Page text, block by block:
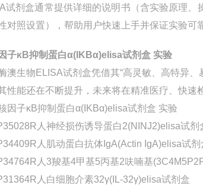
试剂盒通常提供详细的说明书（含实验原理
对照设置），帮助用户快速上手并保证实验可
子κB抑制蛋白α(IKBα)elisa试剂盒 实验
酶澳生物ELISA试剂盒凭借其“高灵敏、高特异
性能还在不断提升，未来将在精准医疗、快速
人神经损伤诱导蛋白2(NINJ2)elisa试剂
人肌动蛋白抗体IgA(Actin IgA)elisa试剂
人3羧基4甲基5丙基2呋喃基
人白细胞介素32γ(IL-32γ)elisa试剂盒